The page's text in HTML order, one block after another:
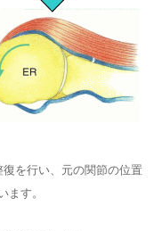
復を行い、元の関節の位置
ます。